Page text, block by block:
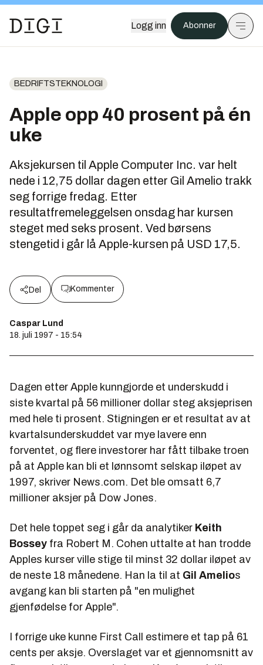
Logg inn Abonner
BEDRIFTSTEKNOLOGI
Apple opp 40 prosent på én
uke
Aksjekursen til Apple Computer Inc. var helt
nede i 12,75 dollar dagen etter Gil Amelio trakk
seg forrige fredag. Etter
resultatfremeleggelsen onsdag har kursen
steget med seks prosent. Ved børsens
stengetid i går lå Apple-kursen på USD 17,5.
Del Kommenter
Caspar Lund
18. juli 1997 - 15:54
Dagen etter Apple kunngjorde et underskudd i
siste kvartal på 56 millioner dollar steg aksjeprisen
med hele ti prosent. Stigningen er et resultat av at
kvartalsunderskuddet var mye lavere enn
forventet, og flere investorer har fått tilbake troen
på at Apple kan bli et lønnsomt selskap iløpet av
1997, skriver News.com. Det ble omsatt 6,7
millioner aksjer på Dow Jones.
Det hele toppet seg i går da analytiker Keith
Bossey fra Robert M. Cohen uttalte at han trodde
Apples kurser ville stige til minst 32 dollar iløpet av
de neste 18 månedene. Han la til at Gil Amelios
avgang kan bli starten på "en mulighet
gjenfødelse for Apple".
I forrige uke kunne First Call estimere et tap på 61
cents per aksje. Overslaget var et gjennomsnitt av